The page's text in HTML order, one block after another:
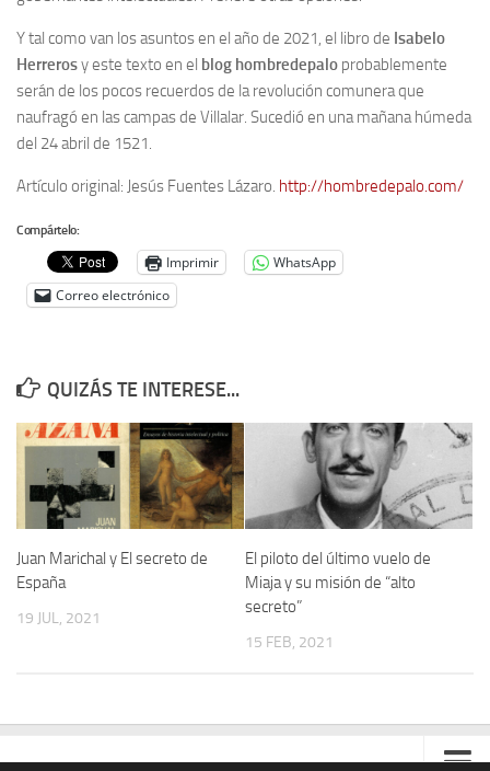
Y tal como van los asuntos en el año de 2021, el libro de Isabelo
Herrerosy este texto en el blog hombredepalo probablemente
serán de los pocos recuerdos de la revolución comunera que
naufragó en las campas de Villalar. Sucedió en una mañana húmeda
del 24 abril de 1521.
Artículo original: Jesús Fuentes Lázaro. http://hombredepalo.com/
Compártelo:
Imprimir
WhatsApp
Correo electrónico
QUIZÁS TE INTERESE...
Juan Marichal y El secreto de
España
19 JUL, 2021
El piloto del último vuelo de
Miaja y su misión de “alto
secreto”
15 FEB, 2021